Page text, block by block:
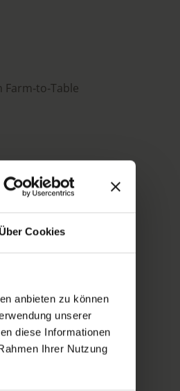
Über Cookies
anbieten zu können
unserer
diese Informationen
Ihrer Nutzung
von innen
direkt vom arieshof
aktive Auszeiten